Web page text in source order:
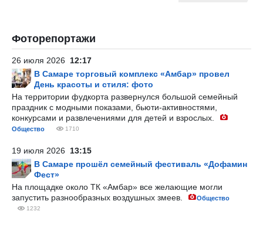
Фоторепортажи
26 июля 2026 12:17
В Самаре торговый комплекс «Амбар» провел
День красоты и стиля: фото
На территории фудкорта развернулся большой семейный
праздник с модными показами, бьюти-активностями,
конкурсами и развлечениями для детей и взрослых.
Общество 1710
19 июля 2026 13:15
В Самаре прошёл семейный фестиваль «Дофамин
Фест»
На площадке около ТК «Амбар» все желающие могли
запустить разнообразных воздушных змеев.
Общество
1232